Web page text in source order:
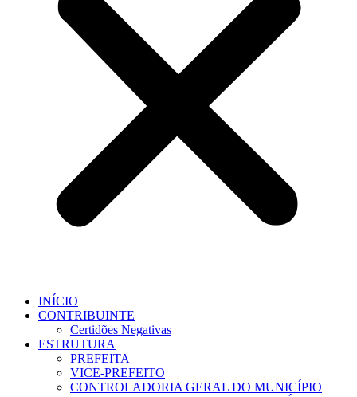
INÍCIO
CONTRIBUINTE
Certidões Negativas
ESTRUTURA
PREFEITA
VICE-PREFEITO
CONTROLADORIA GERAL DO MUNICÍPIO